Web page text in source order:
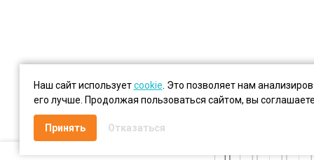
Наш сайт используетcookie . Это позволяет нам
его лучше. Продолжая пользоваться сайтом, вы
Принять Отказаться